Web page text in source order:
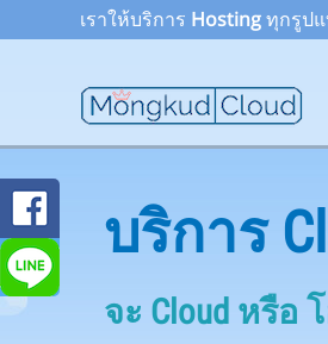
เราให้บริการ Hostingทุกรูป
บริการ
จะ Cloud หรื